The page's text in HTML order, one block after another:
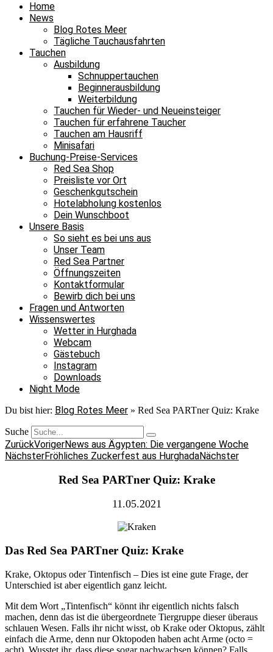
Home
News
Blog Rotes Meer
Tägliche Tauchausfahrten
Tauchen
Ausbildung
Schnuppertauchen
Beginnerausbildung
Weiterbildung
Tauchen für Wieder- und Neueinsteiger
Tauchen für erfahrene Taucher
Tauchen am Hausriff
Minisafari
Buchung-Preise-Services
Red Sea Shop
Preisliste vor Ort
Geschenkgutschein
Hotelabholung kostenlos
Dein Wunschboot
Unsere Basis
So sieht es bei uns aus
Unser Team
Red Sea Partner
Öffnungszeiten
Kontaktformular
Bewirb dich bei uns
Fragen und Antworten
Wissenswertes
Wetter in Hurghada
Webcam
Gästebuch
Instagram
Downloads
Night Mode
Du bist hier: Blog Rotes Meer » Red Sea PARTner Quiz: Krake
Suche
ZurückVorigerNews aus Ägypten: Die vergangene Woche
NächsterFröhliches Zuckerfest aus HurghadaNächster
Red Sea PARTner Quiz: Krake
11.05.2021
Das Red Sea PARTner Quiz: Krake
Krake, Oktopus oder Tintenfisch – Dies ist eine gute Frage, der
Unterschied ist aber eigentlich ganz leicht.
Mit dem Wort „Tintenfisch“ könnt ihr eigentlich nichts falsch
machen, denn das ist die übergeordnete Tiergruppe dieser überaus
schlauen Wesen. Falls ihr nicht wisst, ob Krake oder Oktopus, zählt
einfach die Arme, denn nur Oktopoden haben acht Arme (octo =
acht). Wusstet ihr, dass diese sogar nachwachsen können? Falls